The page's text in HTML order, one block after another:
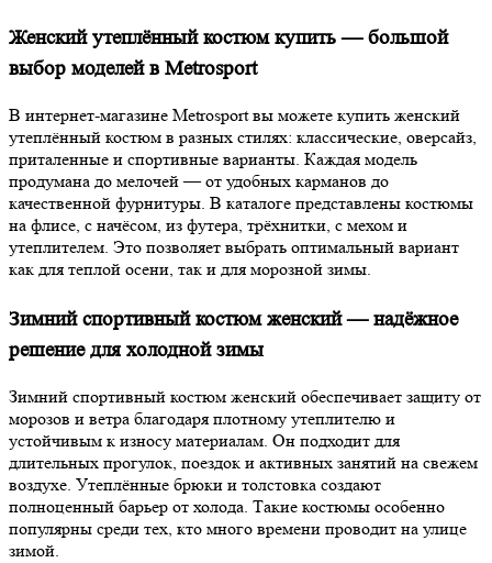
Женский утеплённый костюм купить — большой
выбор моделей в Metrosport
В интернет-магазине Metrosport вы можете купить женский
утеплённый костюм в разных стилях: классические, оверсайз,
приталенные и спортивные варианты. Каждая модель
продумана до мелочей — от удобных карманов до
качественной фурнитуры. В каталоге представлены костюмы
на флисе, с начёсом, из футера, трёхнитки, с мехом и
утеплителем. Это позволяет выбрать оптимальный вариант
как для теплой осени, так и для морозной зимы.
Зимний спортивный костюм женский — надёжное
решение для холодной зимы
Зимний спортивный костюм женский обеспечивает защиту от
морозов и ветра благодаря плотному утеплителю и
устойчивым к износу материалам. Он подходит для
длительных прогулок, поездок и активных занятий на свежем
воздухе. Утеплённые брюки и толстовка создают
полноценный барьер от холода. Такие костюмы особенно
популярны среди тех, кто много времени проводит на улице
зимой.